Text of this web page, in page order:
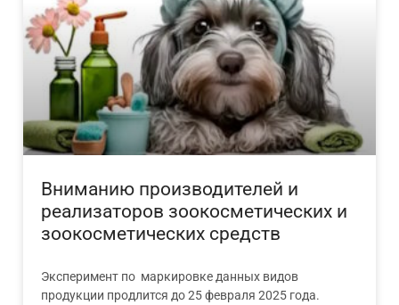
Вниманию производителей и
реализаторов зоокосметических и
зоокосметических средств
Эксперимент по маркировке данных видов
продукции продлится до 25 февраля 2025 года.